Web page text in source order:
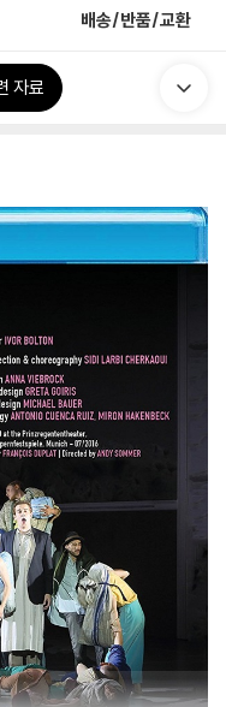
배송/반품/교환
자료